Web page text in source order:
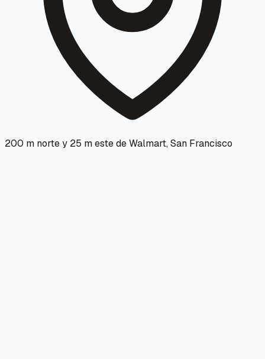
200 m norte y 25 m este de Walmart, San Francisco